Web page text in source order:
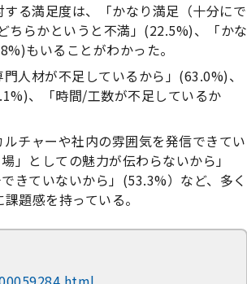
る満足度は、「かなり満足（十分にで
ちらかというと不満」(22.5%)、「かな
もいることがわかった。
人材が不足しているから」(63.0%)、
、「時間/工数が不足しているか
チャーや社内の雰囲気を発信できてい
」としての魅力が伝わらないから」
きていないから」(53.3%）など、多く
題感を持っている。